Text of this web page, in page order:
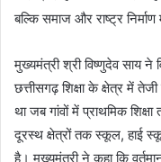
बल्कि समाज और राष्ट्र निर्माण
मुख्यमंत्री श्री विष्णुदेव साय ने
छत्तीसगढ़ शिक्षा के क्षेत्र में
था जब गांवों में प्राथमिक
दूरस्थ क्षेत्रों तक स्कूल, हाई
है। मुख्यमंत्री ने कहा कि